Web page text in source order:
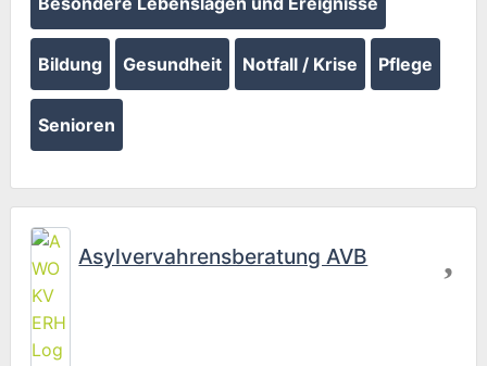
Bildung Gesundheit Notfall / Krise Pflege
Senioren
Asylvervahrensberatung AVB